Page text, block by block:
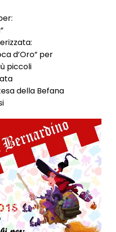
d’Oro” per
piccoli
della Befana